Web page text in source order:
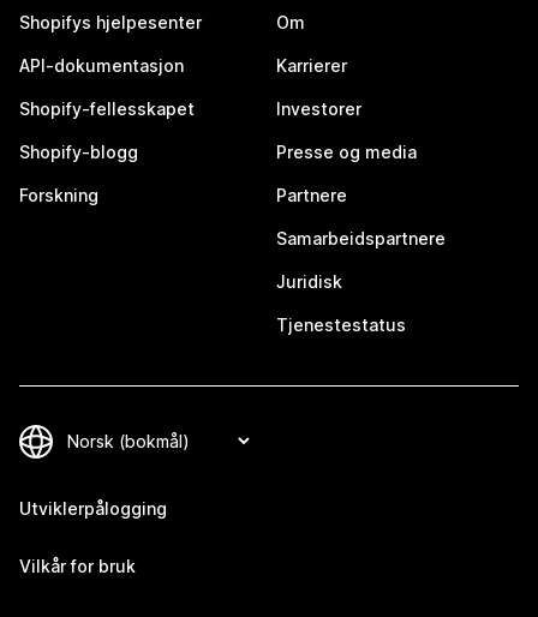
Shopifys hjelpesenter
API-dokumentasjon
Shopify-fellesskapet
Shopify-blogg
Forskning
Om
Karrierer
Investorer
Presse og media
Partnere
Samarbeidspartnere
Juridisk
Tjenestestatus
Utviklerpålogging
Vilkår for bruk